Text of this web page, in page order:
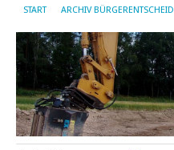
START ARCHIV BÜRGERENTSCHEID